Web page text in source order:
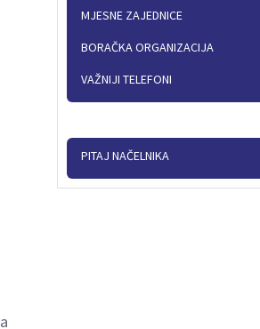
MJESNE ZAJEDNICE
BORAČKA ORGANIZACIJA
VAŽNIJI TELEFONI
PITAJ NAČELNIKA